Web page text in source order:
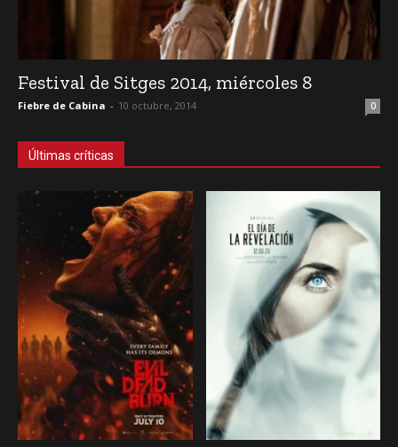
Festival de Sitges 2014, miércoles 8
Fiebre de Cabina - 10 octubre, 2014 0
Últimas críticas